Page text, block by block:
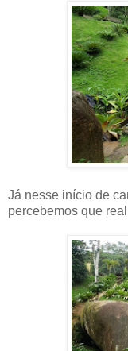
Já nesse início de
percebemos que